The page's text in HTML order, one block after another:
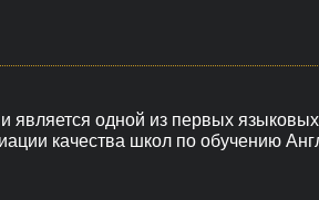
и является одной из первых
качества школ по обучению